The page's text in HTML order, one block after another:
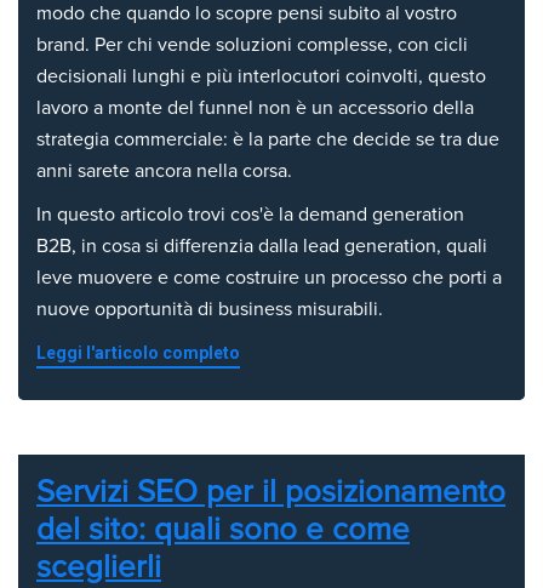
modo che quando lo scopre pensi subito al vostro
brand. Per chi vende soluzioni complesse, con cicli
decisionali lunghi e più interlocutori coinvolti, questo
lavoro a monte del funnel non è un accessorio della
strategia commerciale: è la parte che decide se tra due
anni sarete ancora nella corsa.
In questo articolo trovi cos'è la demand generation
B2B, in cosa si differenzia dalla lead generation, quali
leve muovere e come costruire un processo che porti a
nuove opportunità di business misurabili.
Leggi l'articolo completo
Servizi SEO per il posizionamento
del sito: quali sono e come
sceglierli